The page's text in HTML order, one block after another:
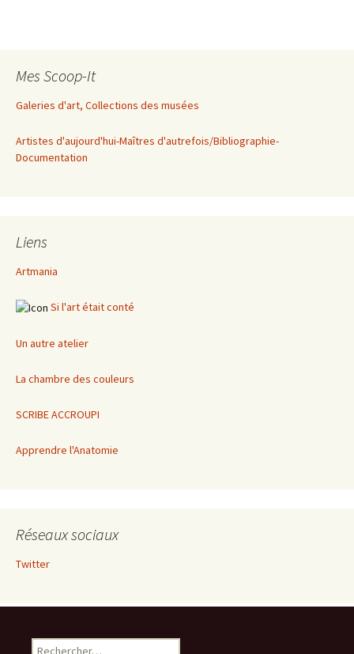
Mes Scoop-It
Galeries d'art, Collections des musées
Artistes d'aujourd'hui-Maîtres d'autrefois/Bibliographie-
Documentation
Liens
Artmania
Si l'art était conté
Un autre atelier
La chambre des couleurs
SCRIBE ACCROUPI
Apprendre l'Anatomie
Réseaux sociaux
Twitter
Rechercher :